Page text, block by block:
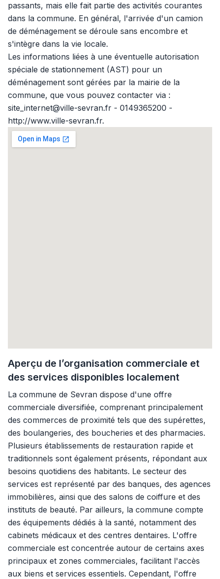
passants, mais elle fait partie des activités courantes
dans la commune. En général, l'arrivée d'un camion
de déménagement se déroule sans encombre et
s'intègre dans la vie locale.
Les informations liées à une éventuelle autorisation
spéciale de stationnement (AST) pour un
déménagement sont gérées par la mairie de la
commune, que vous pouvez contacter via :
site_internet@ville-sevran.fr - 0149365200 -
http://www.ville-sevran.fr.
Aperçu de l’organisation commerciale et
des services disponibles localement
La commune de Sevran dispose d'une offre
commerciale diversifiée, comprenant principalement
des commerces de proximité tels que des supérettes,
des boulangeries, des boucheries et des pharmacies.
Plusieurs établissements de restauration rapide et
traditionnels sont également présents, répondant aux
besoins quotidiens des habitants. Le secteur des
services est représenté par des banques, des agences
immobilières, ainsi que des salons de coiffure et des
instituts de beauté. Par ailleurs, la commune compte
des équipements dédiés à la santé, notamment des
cabinets médicaux et des centres dentaires. L'offre
commerciale est concentrée autour de certains axes
principaux et zones commerciales, facilitant l'accès
aux biens et services essentiels. Cependant, l'offre